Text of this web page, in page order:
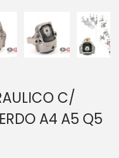
C/
A4 A5 Q5